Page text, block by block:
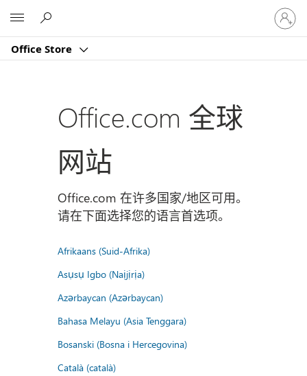
Office Store
请
登
录
Office.com 全球
网站
Office.com 在许多国家/地区可用。
请在下面选择您的语言首选项。
Afrikaans (Suid-Afrika)
Asụsụ Igbo (Naịjịrịa)
Azərbaycan (Azərbaycan)
Bahasa Melayu (Asia Tenggara)
Bosanski (Bosna i Hercegovina)
Català (català)